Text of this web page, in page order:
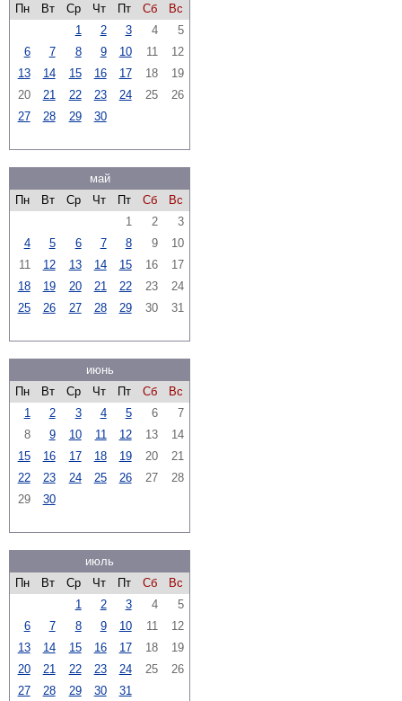
Пн Вт Ср Чт Пт Сб
Вс
1
2 3 4
5
6
7 8 9 10 11
12
13
14 15 16 17 18
19
20
21 22 23 24 25
26
27
28 29 30
май
Пн
Вт Ср Чт Пт Сб
Вс
1
2
3
4
5 6 7 8 9
10
11
12 13 14 15 16
17
18
19 20 21 22 23
24
25
26 27 28 29 30 31
июнь
Пн
Вт Ср Чт Пт Сб
Вс
1
2 3 4 5 6
7
8
9 10 11 12 13
14
15
16 17 18 19 20
21
22
23 24 25 26 27
28
29
30
июль
Пн
Вт Ср Чт Пт Сб
Вс
1
2 3 4
5
6
7 8 9 10 11
12
13
14 15 16 17 18
19
20
21 22 23 24 25
26
27
28 29 30 31